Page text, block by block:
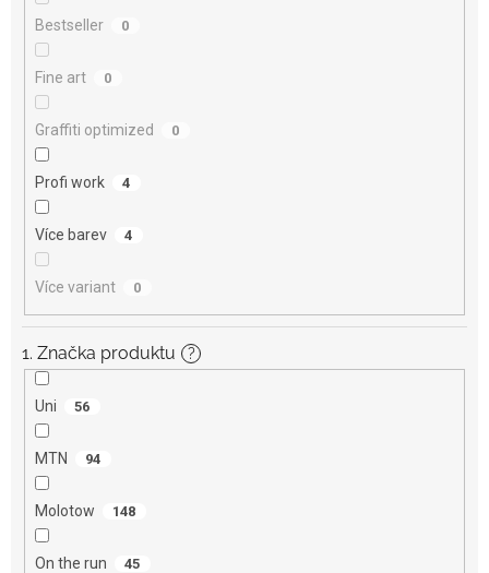
Bestseller 0
Fine art 0
Graffiti optimized 0
Profi work 4
Více barev 4
Více variant 0
1. Značka produktu ?
Uni 56
MTN 94
Molotow 148
On the run 45